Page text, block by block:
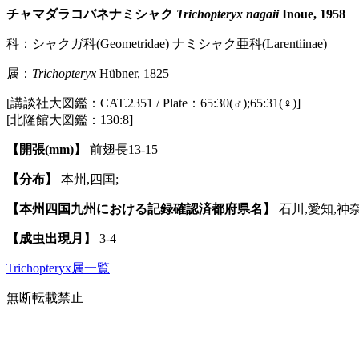
チャマダラコバネナミシャク Trichopteryx nagaiiInoue, 1958
科：シャクガ科(Geometridae) ナミシャク亜科(Larentiinae)
属： Trichopteryx Hübner, 1825
[講談社大図鑑：CAT.2351 / Plate：65:30(♂);65:31(♀)]
[北隆館大図鑑：130:8]
【開張(mm)】 前翅長13-15
【分布】 本州,四国;
【本州四国九州における記録確認済都府県名】 石川,愛知,神
【成虫出現月】 3-4
Trichopteryx属一覧
無断転載禁止